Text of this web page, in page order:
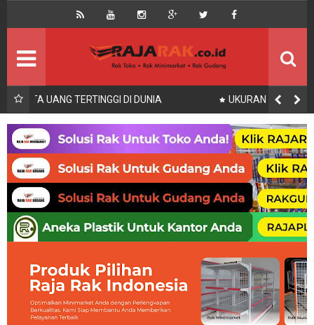
UKURAN KASUR 90x200, 100x200, 120x200, 140x200,
160x200, 180x200 | FUNGSI, MANFAAT DAN KEGUNAAN
Beranda
Kontak About Us
Rak Gudang Rak besi/Rak pallet
Rak Minimarket Supermarket
Produk Lain Peralatan Toko Dll
Artikel Retail & Logistik